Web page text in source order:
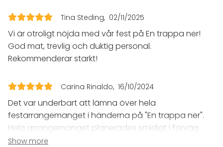
Multi-purpose event space
Restaurant
Nightclub
Private dining room
Party room
Conference space
Bar / Lounge
Activities
Cooking / Cocktail lessons
Festlokalen En Trappa Ner.
Tina Steding 02/11/2025
Vi är otroligt nöjda med vår fest på En trappa ner!
God mat, trevlig och duktig personal.
Rekommenderar starkt!
Carina Rinaldo 16/10/2024
Det var underbart att lämna över hela
festarrangemanget i händerna på "En trappa ner".
Hela arrangemanget planerades smidigt i förväg.
Lokalerna är mysiga, maten var jättegod och bra
Show more